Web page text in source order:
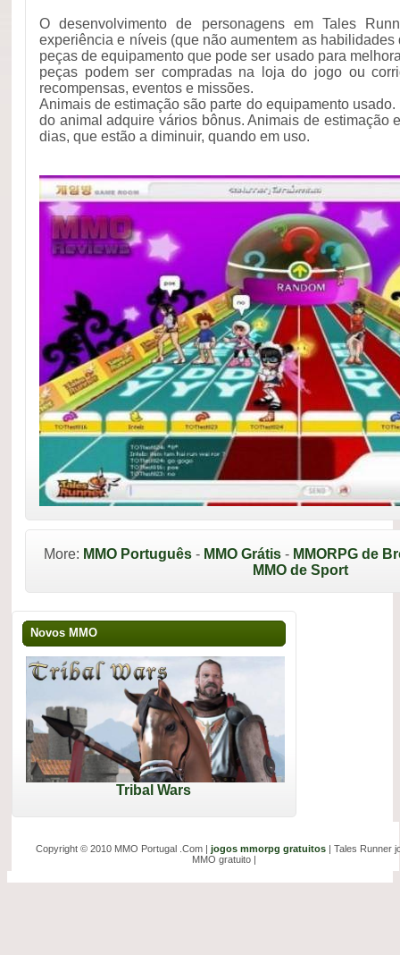
O desenvolvimento de personagens em Tales
experiência e níveis (que não aumentem as habilidades
peças de equipamento que pode ser usado para
peças podem ser compradas na loja do jogo ou
recompensas, eventos e missões.
Animais de estimação são parte do equipamento
do animal adquire vários bônus. Animais de estimação
dias, que estão a diminuir, quando em uso.
More: MMO Português- MMO Grátis- MMORPG de
MMO de Sport
Novos MMO
Tribal Wars
Copyright © 2010 MMO Portugal .Com | jogos mmorpg gratuitos | Tales Runner
MMO gratuito |